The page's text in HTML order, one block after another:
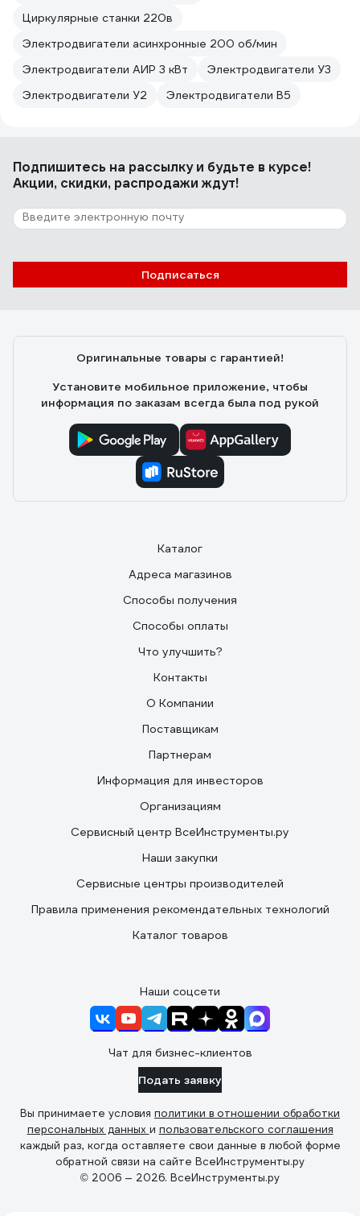
Циркулярные станки 220в
Электродвигатели асинхронные 200 об/мин
Электродвигатели АИР 3 кВт
Электродвигатели У3
Электродвигатели У2
Электродвигатели В5
Подпишитесь на рассылкуи будьте в курсе!
Акции, скидки, распродажи ждут!
Подписаться
Оригинальные товары с гарантией!
Установите мобильное приложение, чтобы
информация по заказам всегда была под рукой
Каталог
Адреса магазинов
Способы получения
Способы оплаты
Что улучшить?
Контакты
О Компании
Поставщикам
Партнерам
Информация для инвесторов
Организациям
Сервисный центр ВсеИнструменты.ру
Наши закупки
Сервисные центры производителей
Правила применения рекомендательных технологий
Каталог товаров
Наши соцсети
Чат для бизнес-клиентов
Подать заявку
Вы принимаете условия политики в отношении обработки
персональных данных и пользовательского соглашения
каждый раз, когда оставляете свои данные в любой форме
обратной связи на сайте ВсеИнструменты.ру
© 2006 — 2026. ВсеИнструменты.ру